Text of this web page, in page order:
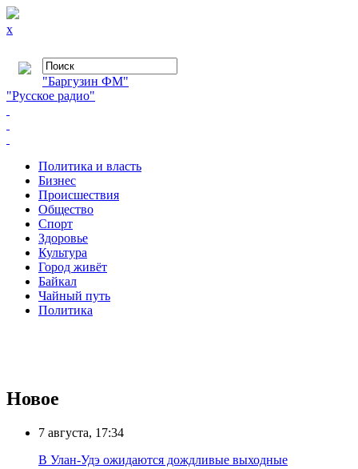
x
"Баргузин ФМ"
"Русское радио"
Политика и власть
Бизнес
Происшествия
Общество
Cпорт
Здоровье
Культура
Город живёт
Байкал
Чайный путь
Политика
Новое
7 августа, 17:34
В Улан-Удэ ожидаются дождливые выходные